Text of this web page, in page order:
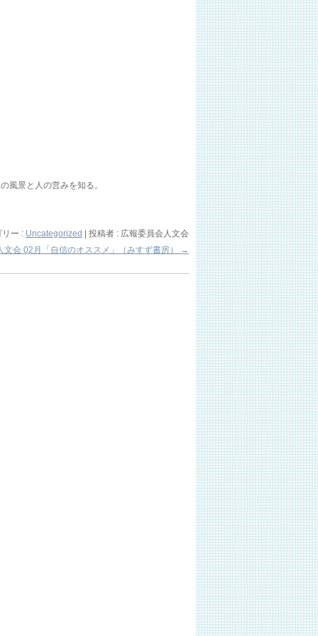
風景と人の営みを知る。
リー : Uncategorized
投稿者 : 広報委員会人文会
文会 02月「自信のオススメ」（みすず書房）
→